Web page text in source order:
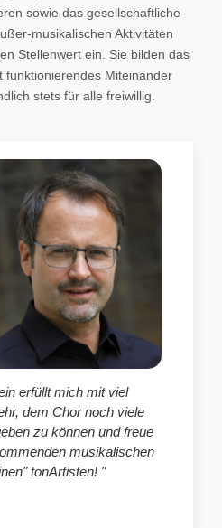
sowie das gesellschaftliche
musikalischen Aktivitäten
Stellenwert ein. Sie bilden das
funktionierendes Miteinander
stets für alle freiwillig.
erfüllt mich mit viel
dem Chor noch viele
zu können und freue
musikalischen
tonArtisten! "